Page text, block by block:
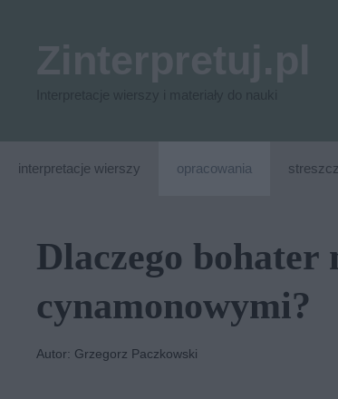
interpretacje wierszy opracowania
Dlaczego bohater
cynamonowymi?
Autor: Grzegorz Paczkowski